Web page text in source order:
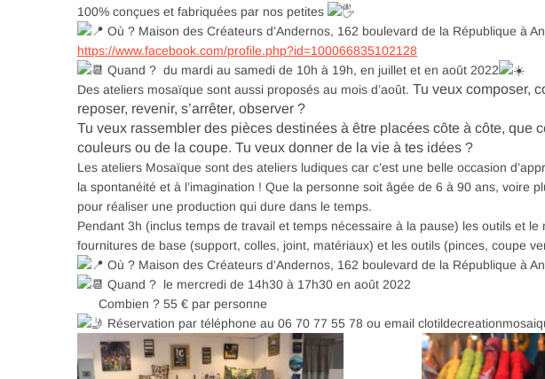
100% conçues et fabriquées par nos petites
Où ? Maison des Créateurs d’Andernos, 162 boulevard de la République à
https://www.facebook.com/profile.php?id=100066835102128
Quand ? du mardi au samedi de 10h à 19h, en juillet et en août 2022
Des ateliers mosaïque sont aussi proposés au mois d’août. Tu veux composer,
reposer, revenir, s’arrêter, observer ?
Tu veux rassembler des pièces destinées à être placées côte à côte, que
couleurs ou de la coupe. Tu veux donner de la vie à tes idées ?
Les ateliers Mosaïque sont des ateliers ludiques car c’est une belle occasion
la spontanéité et à l’imagination ! Que la personne soit âgée de 6 à 90 ans, voire
pour réaliser une production qui dure dans le temps.
Pendant 3h (inclus temps de travail et temps nécessaire à la pause) les outils et
fournitures de base (support, colles, joint, matériaux) et les outils (pinces, coupe
Où ? Maison des Créateurs d’Andernos, 162 boulevard de la République à
Quand ? le mercredi de 14h30 à 17h30 en août 2022
Combien ? 55 € par personne
Réservation par téléphone au 06 70 77 55 78 ou email